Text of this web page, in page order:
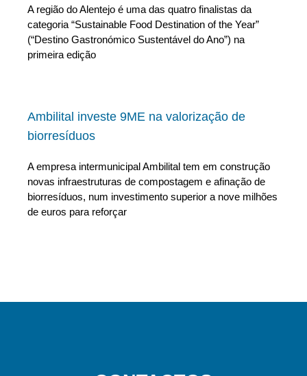
A região do Alentejo é uma das quatro finalistas da
categoria “Sustainable Food Destination of the Year”
(“Destino Gastronómico Sustentável do Ano”) na
primeira edição
Ambilital investe 9ME na valorização de
biorresíduos
A empresa intermunicipal Ambilital tem em construção
novas infraestruturas de compostagem e afinação de
biorresíduos, num investimento superior a nove milhões
de euros para reforçar